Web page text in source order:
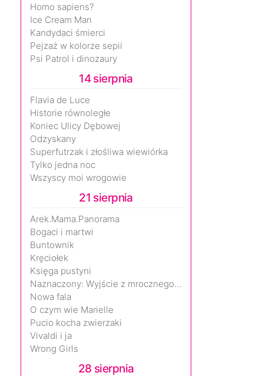
Homo sapiens?
Ice Cream Man
Kandydaci śmierci
Pejzaż w kolorze sepii
Psi Patrol i dinozaury
14 sierpnia
Flavia de Luce
Historie równoległe
Koniec Ulicy Dębowej
Odzyskany
Superfutrzak i złośliwa wiewiórka
Tylko jedna noc
Wszyscy moi wrogowie
21 sierpnia
Arek.Mama.Panorama
Bogaci i martwi
Buntownik
Kręciołek
Księga pustyni
Naznaczony: Wyjście z mrocznego wymiaru
Nowa fala
O czym wie Marielle
Pucio kocha zwierzaki
Vivaldi i ja
Wrong Girls
28 sierpnia